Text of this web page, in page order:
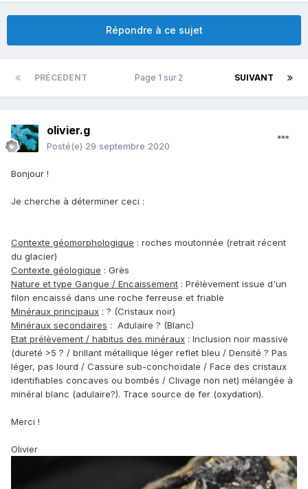
Répondre à ce sujet
PRÉCÉDENT SUIVANT
Page 1 sur 2
olivier.g
Posté(e) 29 septembre 2020
Bonjour !
Je cherche à déterminer ceci :
Contexte géomorphologique : roches moutonnée (retrait récent
du glacier)
Contexte géologique : Grès
Nature et type Gangue / Encaissement : Prélèvement issue d'un
filon encaissé dans une roche ferreuse et friable
Minéraux principaux : ? (Cristaux noir)
Minéraux secondaires : Adulaire ? (Blanc)
Etat prélèvement / habitus des minéraux : Inclusion noir massive
(dureté >5 ? / brillant métallique léger reflet bleu / Densité ? Pas
léger, pas lourd / Cassure sub-conchoïdale / Face des cristaux
identifiables concaves ou bombés / Clivage non net) mélangée à
minéral blanc (adulaire?). Trace source de fer (oxydation).
Merci !
Olivier